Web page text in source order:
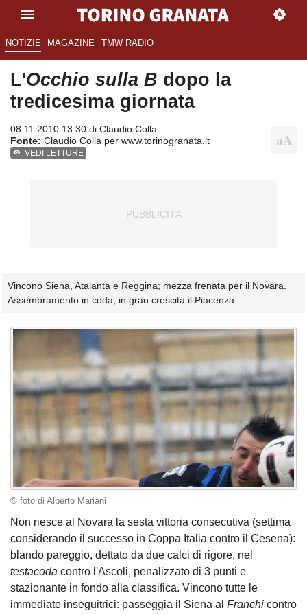
NOTIZIE MAGAZINE TMW RADIO
L'Occhio sulla B dopo la
tredicesima giornata
08.11.2010 13:30 di Claudio Colla
Fonte: Claudio Colla per www.torinogranata.it
VEDI LETTURE
Vincono Siena, Atalanta e Reggina; mezza frenata per il Novara.
Assembramento in coda, in gran crescita il Piacenza
© foto di Alberto Mariani
Non riesce al Novara la sesta vittoria consecutiva (settima
considerando il successo in Coppa Italia contro il Cesena):
blando pareggio, dettato da due calci di rigore, nel
testacoda contro l'Ascoli, penalizzato di 3 punti e
stazionante in fondo alla classifica. Vincono tutte le
immediate inseguitrici: passeggia il Siena al Franchi contro